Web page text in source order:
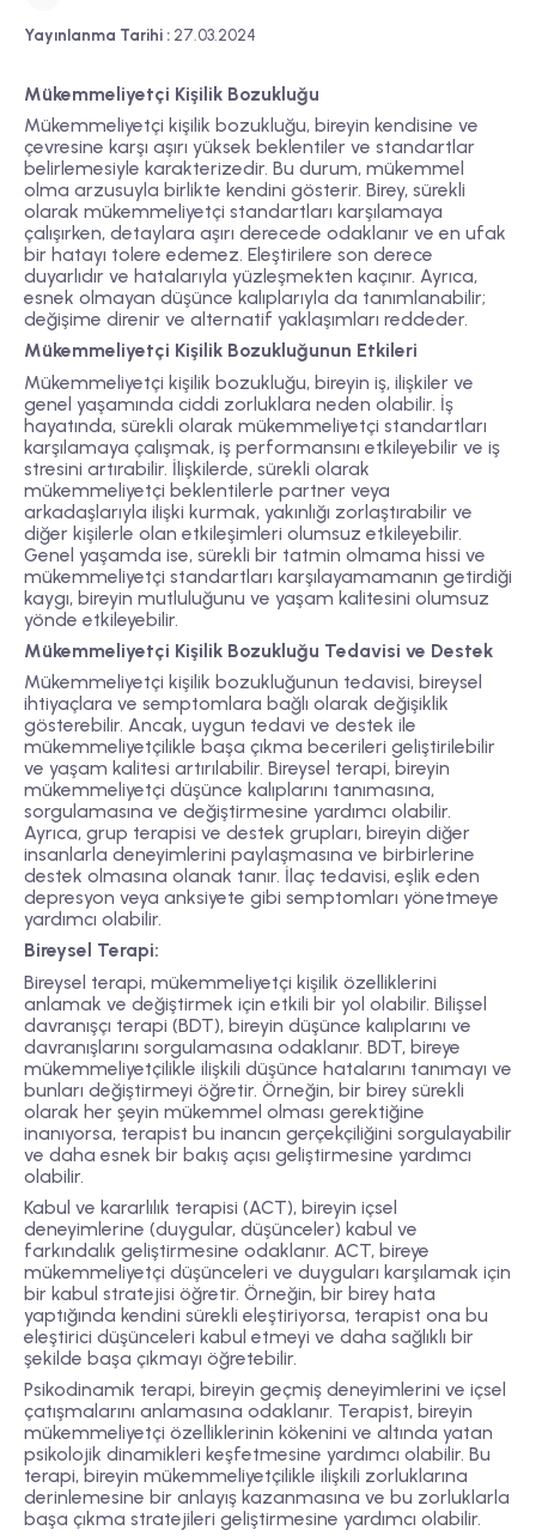
Yayınlanma Tarihi : 27.03.2024
Mükemmeliyetçi Kişilik Bozukluğu
Mükemmeliyetçi kişilik bozukluğu, bireyin kendisine ve
çevresine karşı aşırı yüksek beklentiler ve standartlar
belirlemesiyle karakterizedir. Bu durum, mükemmel
olma arzusuyla birlikte kendini gösterir. Birey, sürekli
olarak mükemmeliyetçi standartları karşılamaya
çalışırken, detaylara aşırı derecede odaklanır ve en ufak
bir hatayı tolere edemez. Eleştirilere son derece
duyarlıdır ve hatalarıyla yüzleşmekten kaçınır. Ayrıca,
esnek olmayan düşünce kalıplarıyla da tanımlanabilir;
değişime direnir ve alternatif yaklaşımları reddeder.
Mükemmeliyetçi Kişilik Bozukluğunun Etkileri
Mükemmeliyetçi kişilik bozukluğu, bireyin iş, ilişkiler ve
genel yaşamında ciddi zorluklara neden olabilir. İş
hayatında, sürekli olarak mükemmeliyetçi standartları
karşılamaya çalışmak, iş performansını etkileyebilir ve iş
stresini artırabilir. İlişkilerde, sürekli olarak
mükemmeliyetçi beklentilerle partner veya
arkadaşlarıyla ilişki kurmak, yakınlığı zorlaştırabilir ve
diğer kişilerle olan etkileşimleri olumsuz etkileyebilir.
Genel yaşamda ise, sürekli bir tatmin olmama hissi ve
mükemmeliyetçi standartları karşılayamamanın getirdiği
kaygı, bireyin mutluluğunu ve yaşam kalitesini olumsuz
yönde etkileyebilir.
Mükemmeliyetçi Kişilik Bozukluğu Tedavisi ve Destek
Mükemmeliyetçi kişilik bozukluğunun tedavisi, bireysel
ihtiyaçlara ve semptomlara bağlı olarak değişiklik
gösterebilir. Ancak, uygun tedavi ve destek ile
mükemmeliyetçilikle başa çıkma becerileri geliştirilebilir
ve yaşam kalitesi artırılabilir. Bireysel terapi, bireyin
mükemmeliyetçi düşünce kalıplarını tanımasına,
sorgulamasına ve değiştirmesine yardımcı olabilir.
Ayrıca, grup terapisi ve destek grupları, bireyin diğer
insanlarla deneyimlerini paylaşmasına ve birbirlerine
destek olmasına olanak tanır. İlaç tedavisi, eşlik eden
depresyon veya anksiyete gibi semptomları yönetmeye
yardımcı olabilir.
Bireysel Terapi:
Bireysel terapi, mükemmeliyetçi kişilik özelliklerini
anlamak ve değiştirmek için etkili bir yol olabilir. Bilişsel
davranışçı terapi (BDT), bireyin düşünce kalıplarını ve
davranışlarını sorgulamasına odaklanır. BDT, bireye
mükemmeliyetçilikle ilişkili düşünce hatalarını tanımayı ve
bunları değiştirmeyi öğretir. Örneğin, bir birey sürekli
olarak her şeyin mükemmel olması gerektiğine
inanıyorsa, terapist bu inancın gerçekçiliğini sorgulayabilir
ve daha esnek bir bakış açısı geliştirmesine yardımcı
olabilir.
Kabul ve kararlılık terapisi (ACT), bireyin içsel
deneyimlerine (duygular, düşünceler) kabul ve
farkındalık geliştirmesine odaklanır. ACT, bireye
mükemmeliyetçi düşünceleri ve duyguları karşılamak için
bir kabul stratejisi öğretir. Örneğin, bir birey hata
yaptığında kendini sürekli eleştiriyorsa, terapist ona bu
eleştirici düşünceleri kabul etmeyi ve daha sağlıklı bir
şekilde başa çıkmayı öğretebilir.
Psikodinamik terapi, bireyin geçmiş deneyimlerini ve içsel
çatışmalarını anlamasına odaklanır. Terapist, bireyin
mükemmeliyetçi özelliklerinin kökenini ve altında yatan
psikolojik dinamikleri keşfetmesine yardımcı olabilir. Bu
terapi, bireyin mükemmeliyetçilikle ilişkili zorluklarına
derinlemesine bir anlayış kazanmasına ve bu zorluklarla
başa çıkma stratejileri geliştirmesine yardımcı olabilir.